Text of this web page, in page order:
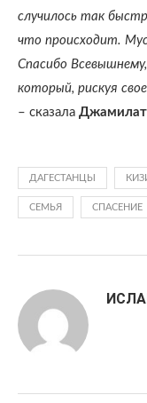
случилось так
что происходит.
Спасибо
который, рискуя
– сказала Джамилат
ДАГЕСТАНЦЫ
СЕМЬЯ СПАСЕНИЕ